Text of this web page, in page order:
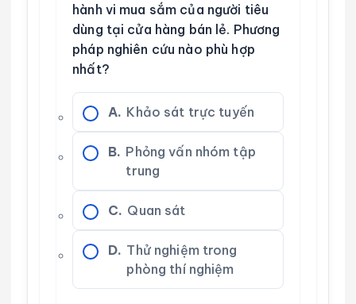
hành vi mua sắm của người tiêu
dùng tại cửa hàng bán lẻ. Phương
pháp nghiên cứu nào phù hợp
nhất?
A. Khảo sát trực tuyến
B. Phỏng vấn nhóm tập
trung
C. Quan sát
D. Thử nghiệm trong
phòng thí nghiệm